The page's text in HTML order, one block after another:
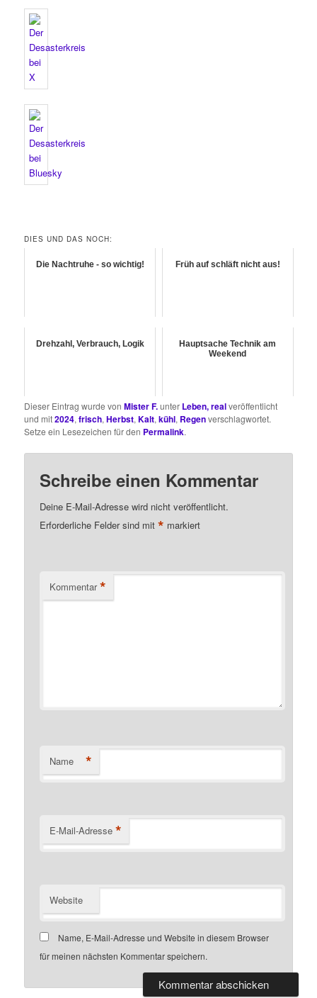
DIES UND DAS NOCH:
Die Nachtruhe - so wichtig! Früh auf schläft nicht aus!
Drehzahl, Verbrauch, Logik
Hauptsache Technik am
Weekend
Dieser Eintrag wurde vonMister F.unter Leben, realveröffentlicht
und mit2024,frisch,Herbst,Kalt,kühl, Regenverschlagwortet.
Setze ein Lesezeichen für den Permalink.
Schreibe einen Kommentar
Deine E-Mail-Adresse wird nicht veröffentlicht.
Erforderliche Felder sind mit* markiert
Kommentar *
Name *
E-Mail-Adresse *
Website
Name, E-Mail-Adresse und Website in diesem Browser
für meinen nächsten Kommentar speichern.